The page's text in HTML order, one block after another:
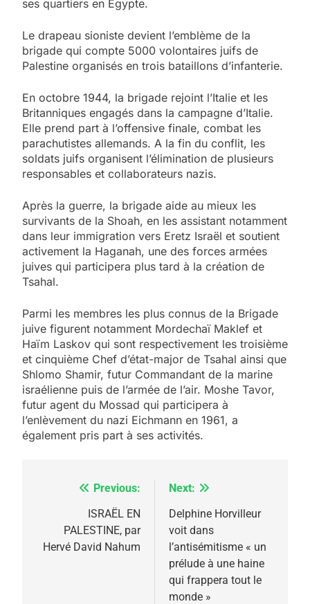
ses quartiers en Égypte.
Le drapeau sioniste devient l’emblème de la
brigade qui compte 5000 volontaires juifs de
Palestine organisés en trois bataillons d’infanterie.
En octobre 1944, la brigade rejoint l’Italie et les
Britanniques engagés dans la campagne d’Italie.
Elle prend part à l’offensive finale, combat les
parachutistes allemands. A la fin du conflit, les
soldats juifs organisent l’élimination de plusieurs
responsables et collaborateurs nazis.
Après la guerre, la brigade aide au mieux les
survivants de la Shoah, en les assistant notamment
dans leur immigration vers Eretz Israël et soutient
activement la Haganah, une des forces armées
juives qui participera plus tard à la création de
Tsahal.
Parmi les membres les plus connus de la Brigade
juive figurent notamment Mordechaï Maklef et
Haïm Laskov qui sont respectivement les troisième
et cinquième Chef d’état-major de Tsahal ainsi que
Shlomo Shamir, futur Commandant de la marine
israélienne puis de l’armée de l’air. Moshe Tavor,
futur agent du Mossad qui participera à
l’enlèvement du nazi Eichmann en 1961, a
également pris part à ses activités.
Navigation
l’article
Previous:
ISRAËL EN
PALESTINE, par
Hervé David Nahum
Next:
Delphine Horvilleur
voit dans
l’antisémitisme « un
prélude à une haine
qui frappera tout le
monde »